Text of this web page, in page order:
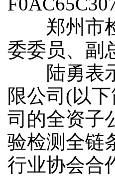
郑州市检
委委员、副
陆勇表示
限公司(以
司的全资子
验检测全链
行业协会合